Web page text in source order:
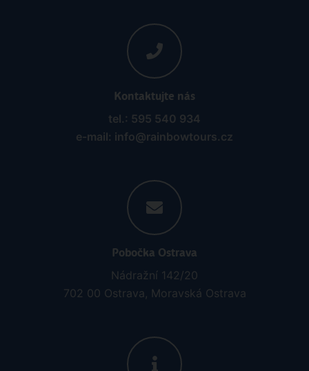
Kontaktujte nás
tel.: 595 540 934
e-mail: info@rainbowtours.cz
Pobočka Ostrava
Nádražní 142/20
702 00 Ostrava, Moravská Ostrava